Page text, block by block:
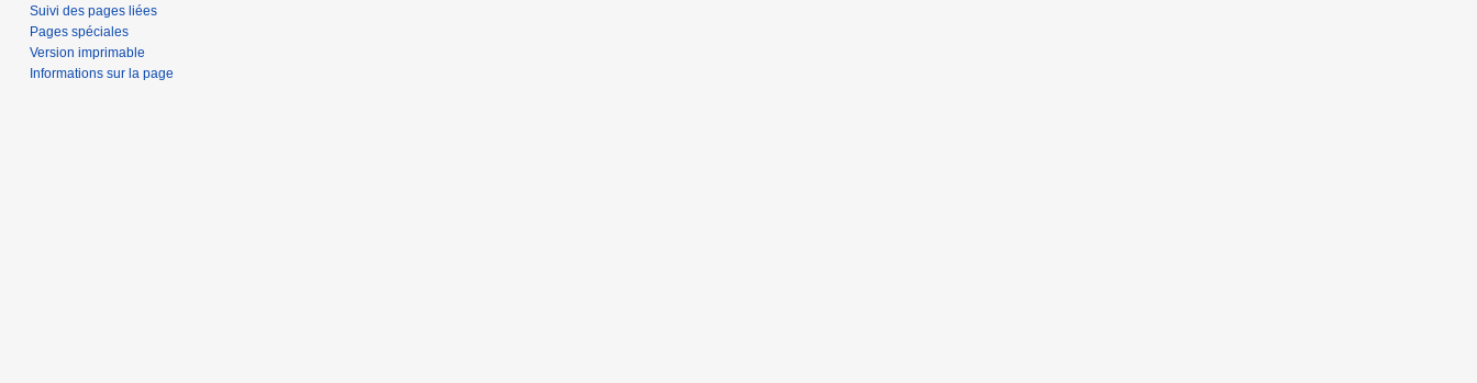
Suivi des pages liées
Pages spéciales
Version imprimable
Informations sur la page